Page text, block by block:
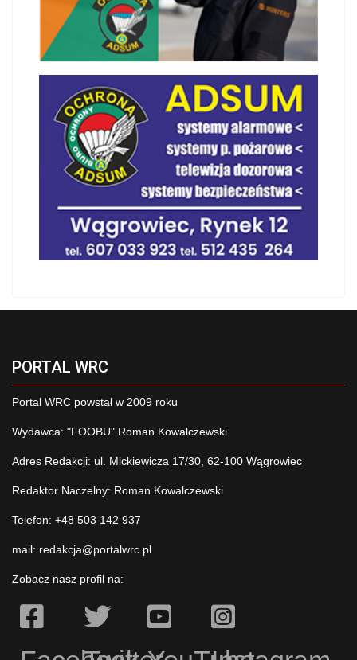
PORTAL WRC
Portal WRC powstał w 2009 roku
Wydawca: "FOOBU" Roman Kowalczewski
Adres Redakcji: ul. Mickiewicza 17/30, 62-100 Wągrowiec
Redaktor Naczelny: Roman Kowalczewski
Telefon: +48 503 142 937
mail: redakcja@portalwrc.pl
Zobacz nasz profil na: